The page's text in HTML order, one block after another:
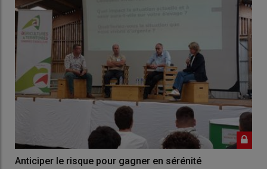
Anticiper le risque pour gagner en sérénité